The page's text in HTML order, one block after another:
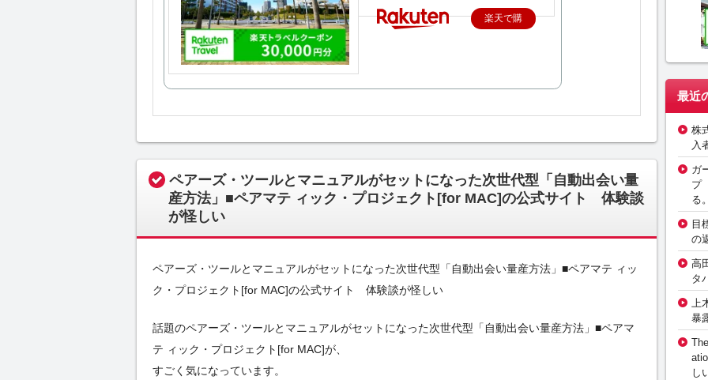
楽天で購
ペアーズ・ツールとマニュアルがセットになった次世代型「自動出会い量
産方法」■ペアマテ ィック・プロジェクト[for MAC]の公式サイト 体験談
が怪しい
ペアーズ・ツールとマニュアルがセットになった次世代型「自動出会い量産方法」■ペアマテ ィッ
ク・プロジェクト[for MAC]の公式サイト 体験談が怪しい
話題のペアーズ・ツールとマニュアルがセットになった次世代型「自動出会い量産方法」■ペアマ
テ ィック・プロジェクト[for MAC]が、
すごく気になっています。
最近
株
入
ガ
プ
る
目
の
高
タ
上
暴
し